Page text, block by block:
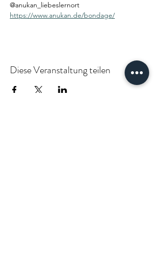
@anukan_liebeslernort
https://www.anukan.de/bondage/
Diese Veranstaltung teilen